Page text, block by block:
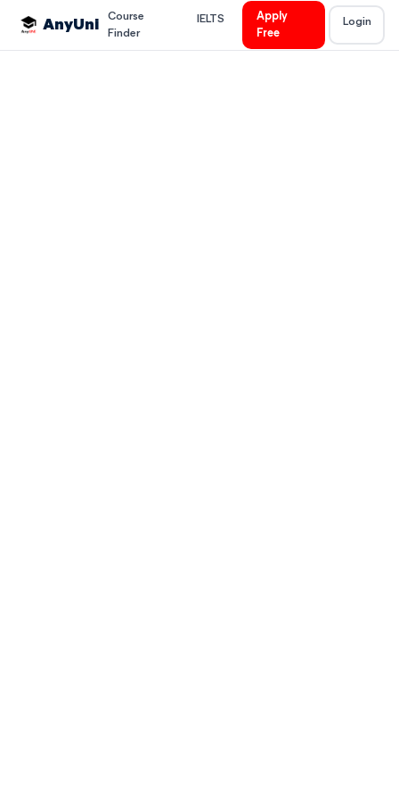
AnyUni
Course
Finder
IELTS
Apply
Free
Login